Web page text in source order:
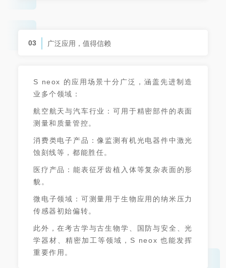
03 广泛应用，值得信赖
S neox 的应用场景十分广泛，涵盖先进制造
业多个领域：
航空航天与汽车行业：可用于精密部件的表面
测量和质量管控。
消费类电子产品：像监测有机光电器件中激光
蚀刻线等，都能胜任。
医疗产品：能表征牙齿植入体等复杂表面的形
貌。
微电子领域：可测量用于生物应用的纳米压力
传感器初始偏转。
此外，在考古学与古生物学、国防与安全、光
学器材、精密加工等领域，S neox 也能发挥
重要作用。